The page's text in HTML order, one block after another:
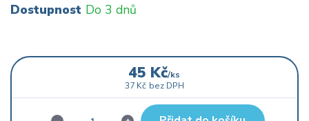
Dostupnost Do 3 dnů
45 Kč/ks
37 Kč bez DPH